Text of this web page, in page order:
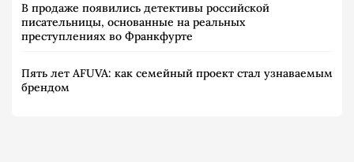
В продаже появились детективы российской
писательницы, основанные на реальных
преступлениях во Франкфурте
Пять лет AFUVA: как семейный проект стал узнаваемым
брендом